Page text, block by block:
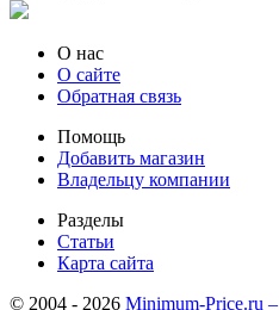
О нас
О сайте
Обратная связь
Помощь
Добавить магазин
Владельцу компании
Разделы
Статьи
Карта сайта
© 2004 - 2026 Minimum-Price.ru